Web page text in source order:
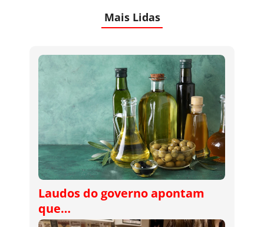
Mais Lidas
Laudos do governo apontam
que…